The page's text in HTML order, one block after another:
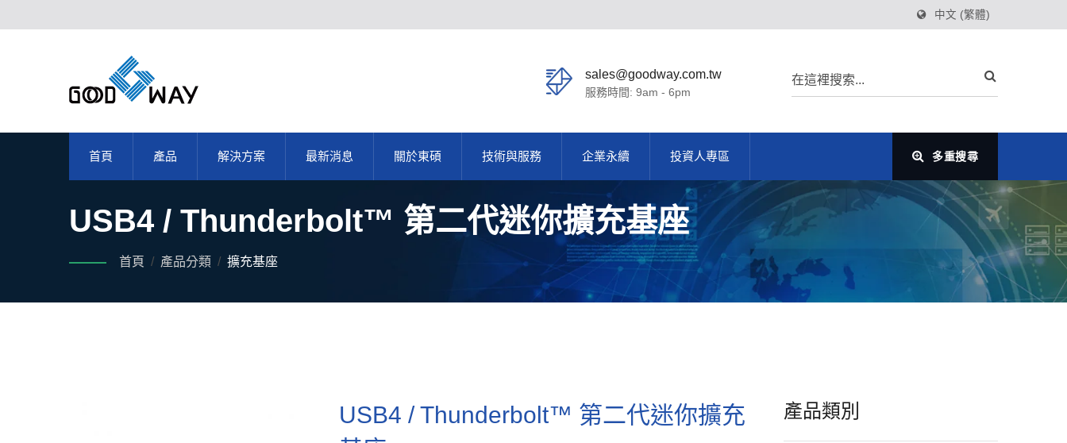
中文 (繁體)
sales@goodway.com.tw
服務時間: 9am - 6pm
首頁 產品 解決方案 最新消息 關於東碩 技術與服務 企業永續 投資人專區 多重搜尋
USB4 / Thunderbolt™ 第二代迷你擴充基座
首頁 / 產品分類 / 擴充基座
USB4 / Thunderbolt™ 第二代迷你擴充
產品類別